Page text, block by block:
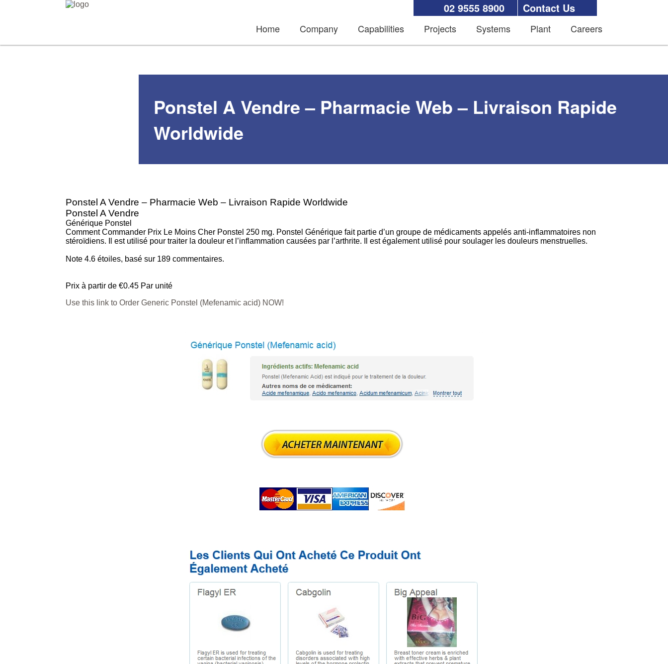
02 9555 8900 Contact Us
Home Company Capabilities Projects Systems Plant Careers
Ponstel A Vendre – Pharmacie Web – Livraison Rapide
Worldwide
Ponstel A Vendre – Pharmacie Web – Livraison Rapide Worldwide
Ponstel A Vendre
Générique Ponstel
Comment Commander Prix Le Moins Cher Ponstel 250 mg. Ponstel Générique fait partie d’un groupe de médicaments appelés anti-inflammatoires non
stéroïdiens. Il est utilisé pour traiter la douleur et l’inflammation causées par l’arthrite. Il est également utilisé pour soulager les douleurs menstruelles.
Note 4.6 étoiles, basé sur 189 commentaires.
Prix à partir de €0.45 Par unité
Use this link to Order Generic Ponstel (Mefenamic acid) NOW!